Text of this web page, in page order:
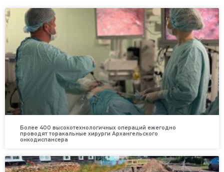
Более 400 высокотехнологичных операций ежегодно
проводят торакальные хирурги Архангельского
онкодиспансера